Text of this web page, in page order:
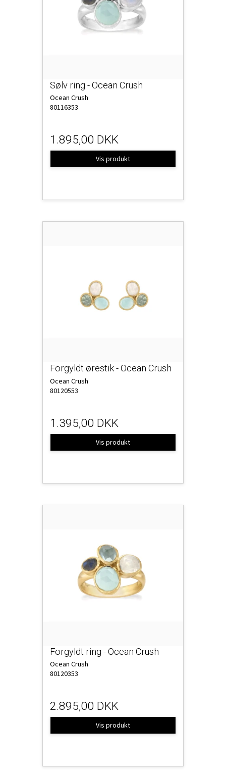
Sølv ring - Ocean Crush
Ocean Crush
80116353
1.895,00 DKK
Vis produkt
Forgyldt ørestik - Ocean Crush
Ocean Crush
80120553
1.395,00 DKK
Vis produkt
Forgyldt ring - Ocean Crush
Ocean Crush
80120353
2.895,00 DKK
Vis produkt